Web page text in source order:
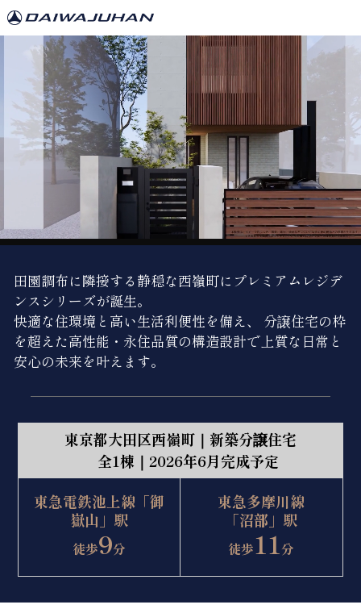
田園調布に隣接する静穏な西嶺町にプレミアムレジデ
ンスシリーズが誕生。
快適な住環境と高い生活利便性を備え、
分譲住宅の枠
を超えた高性能・永住品質の構造設計で上質な日常と
安心の未来を叶えます。
東京都大田区西嶺町｜新築分譲住宅
全1棟｜2026年6月完成予定
東急電鉄池上線「御
嶽山」駅
徒歩9分
東急多摩川線
「沼部」駅
徒歩11 分